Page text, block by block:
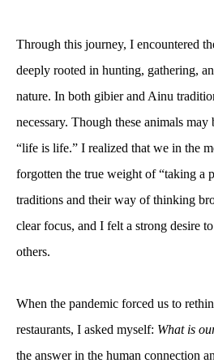
Through this journey, I encountered
deeply rooted in hunting, gathering,
nature. In both gibier and Ainu
necessary. Though these animals may
“life is life.” I realized that we in the
forgotten the true weight of “taking a
traditions and their way of thinking
clear focus, and I felt a strong desire
others.
When the pandemic forced us to
restaurants, I asked myself: What is
the answer in the human connection